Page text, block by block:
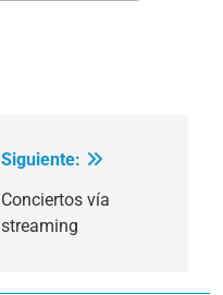
Siguiente:
Conciertos vía
streaming